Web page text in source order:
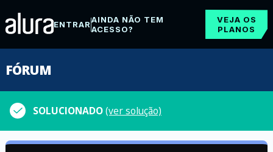
ENTRARAINDA NÃO TEM
ACESSO?
VEJA OS
PLANOS
FÓRUM
SOLUCIONADO(ver solução)